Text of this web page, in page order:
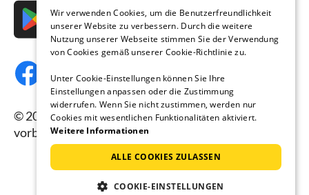
© 2026 Ferienhausmiete.de, alle Rechte
vorbehalten.
Wir verwenden Cookies, um die Benutzerfreundlichkeit
unserer Website zu verbessern. Durch die weitere
Nutzung unserer Webseite stimmen Sie der Verwendung
von Cookies gemäß unserer Cookie-Richtlinie zu.
Unter Cookie-Einstellungen können Sie Ihre
Einstellungen anpassen oder die Zustimmung
widerrufen. Wenn Sie nicht zustimmen, werden nur
Cookies mit wesentlichen Funktionalitäten aktiviert.
Weitere Informationen
ALLE COOKIES ZULASSEN
COOKIE-EINSTELLUNGEN